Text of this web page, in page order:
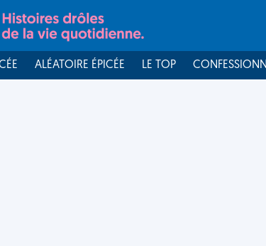
ALÉATOIRE ÉPICÉE LE TOP